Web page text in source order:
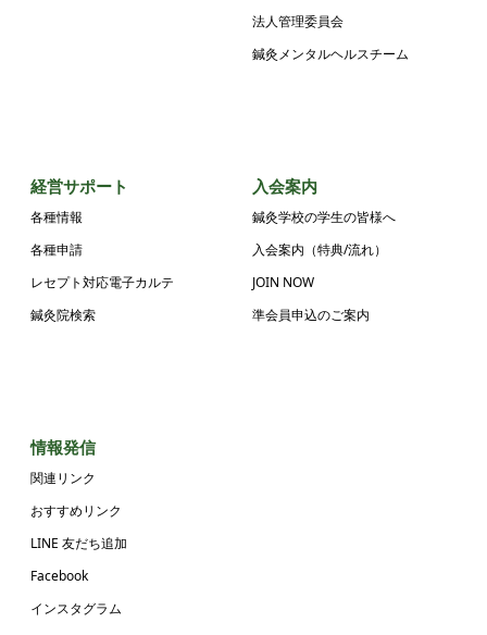
法人管理委員会
鍼灸メンタルヘルスチーム
経営サポート
各種情報
各種申請
レセプト対応電子カルテ
鍼灸院検索
入会案内
鍼灸学校の学生の皆様へ
入会案内（特典/流れ）
JOIN NOW
準会員申込のご案内
情報発信
関連リンク
おすすめリンク
LINE 友だち追加
Facebook
インスタグラム